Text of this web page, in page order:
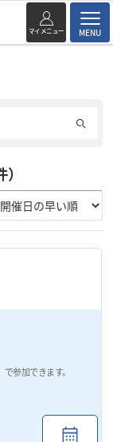
マイメニュー MENU
参加できます。